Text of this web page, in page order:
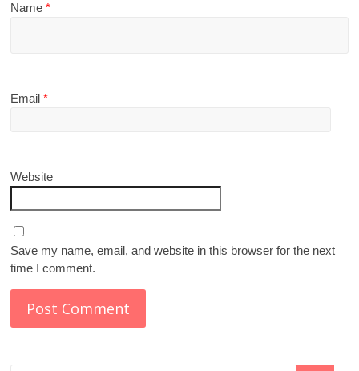
Name*
Email*
Website
Save my name, email, and website in this browser for the next
time I comment.